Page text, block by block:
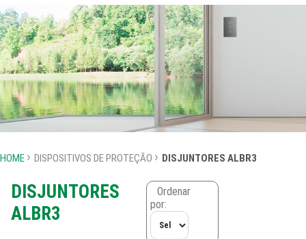
HOME DISPOSITIVOS DE PROTEÇÃO DISJUNTORES ALBR3
DISJUNTORES
ALBR3
Ordenar
por: